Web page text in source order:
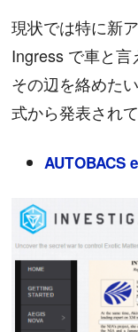
現状では特に新
Ingress で車と言
その辺を絡めた
式から発表され